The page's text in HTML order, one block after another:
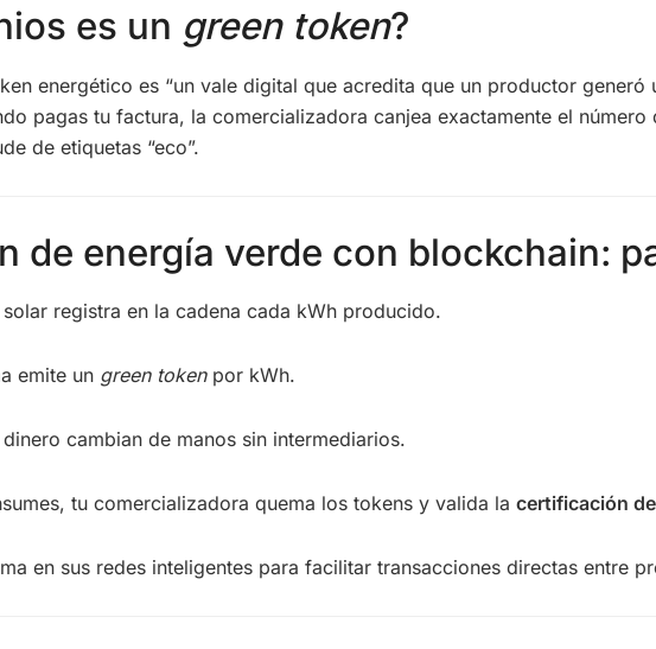
es un green token?
energético es “un vale digital que acredita que un productor
pagas tu factura, la comercializadora canjea exactamente el
de etiquetas “eco”.
de energía verde con blockchain:
registra en la cadena cada kWh producido.
emite un green tokenpor kWh.
cambian de manos sin intermediarios.
tu comercializadora quema los tokens y valida lacertificación
en sus redes inteligentes para facilitar transacciones directas entre